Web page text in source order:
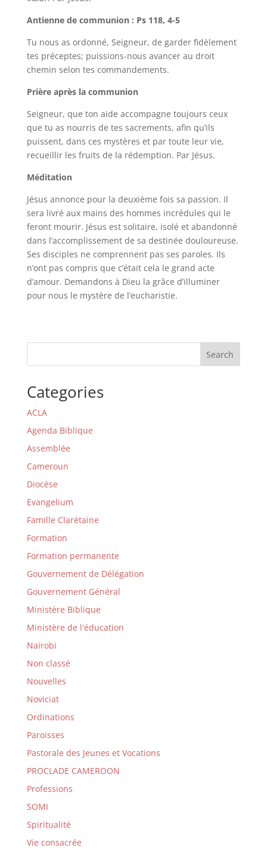
Antienne de communion : Ps 118, 4-5
Tu nous as ordonné, Seigneur, de garder fidèlement
tes préceptes; puissions-nous avancer au droit
chemin selon tes commandements.
Prière après la communion
Seigneur, que ton aide accompagne toujours ceux
que tu as nourris de tes sacrements, afin qu’ils
puissent, dans ces mystères et par toute leur vie,
recueillir les fruits de la rédemption. Par Jésus.
Méditation
Jésus annonce pour la deuxième fois sa passion. Il
sera livré aux mains des hommes incrédules qui le
feront mourir. Jésus est solitaire, isolé et abandonné
dans l’accomplissement de sa destinée douloureuse.
Ses disciples ne comprennent pas ses paroles. Ils
n’ont pas compris que c’était cela le grand acte
d’amour. Demandons à Dieu la grâce d’illuminer
pour nous le mystère de l’eucharistie.
Search
Categories
ACLA
Agenda Biblique
Assemblée
Cameroun
Diocèse
Evangelium
Famille Clarétaine
Formation
Formation permanente
Gouvernement de Délégation
Gouvernement Général
Ministère Biblique
Ministère de l'éducation
Nairobi
Non classé
Nouvelles
Noviciat
Ordinations
Paroisses
Pastorale des Jeunes et Vocations
PROCLADE CAMEROON
Professions
SOMI
Spiritualité
Vie consacrée